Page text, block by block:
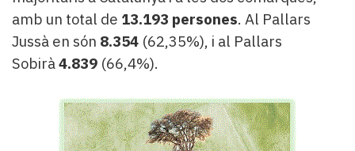
amb un total de 13.193 persones. Al Pallars
Jussà en són 8.354 (62,35%), i al Pallars
Sobirà4.839 (66,4%).